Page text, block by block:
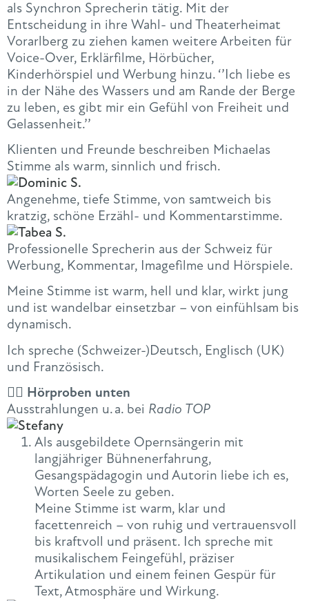
als Synchron Sprecherin tätig. Mit der
Entscheidung in ihre Wahl- und Theaterheimat
Vorarlberg zu ziehen kamen weitere Arbeiten für
Voice-Over, Erklärfilme, Hörbücher,
Kinderhörspiel und Werbung hinzu. ‘’Ich liebe es
in der Nähe des Wassers und am Rande der Berge
zu leben, es gibt mir ein Gefühl von Freiheit und
Gelassenheit.’’
Klienten und Freunde beschreiben Michaelas
Stimme als warm, sinnlich und frisch.
Angenehme, tiefe Stimme, von samtweich bis
kratzig, schöne Erzähl- und Kommentarstimme.
Professionelle Sprecherin aus der Schweiz für
Werbung, Kommentar, Imagefilme und Hörspiele.
Meine Stimme ist warm, hell und klar, wirkt jung
und ist wandelbar einsetzbar – von einfühlsam bis
dynamisch.
Ich spreche (Schweizer-)Deutsch, Englisch (UK)
und Französisch.
👇🏻 Hörproben unten
Ausstrahlungen u. a. bei Radio TOP
Als ausgebildete Opernsängerin mit
langjähriger Bühnenerfahrung,
Gesangspädagogin und Autorin liebe ich es,
Worten Seele zu geben.
Meine Stimme ist warm, klar und
facettenreich – von ruhig und vertrauensvoll
bis kraftvoll und präsent. Ich spreche mit
musikalischem Feingefühl, präziser
Artikulation und einem feinen Gespür für
Text, Atmosphäre und Wirkung.